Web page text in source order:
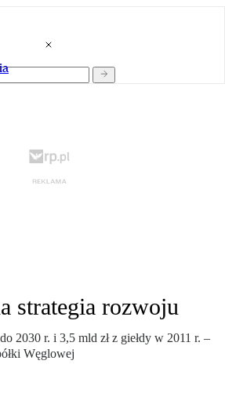
strategia rozwoju
2030 r. i 3,5 mld zł z giełdy w 2011 r. –
Węglowej